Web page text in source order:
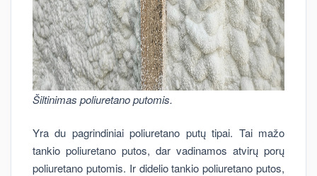
Šiltinimas poliuretano putomis.
Yra du pagrindiniai poliuretano putų tipai. Tai mažo
tankio poliuretano putos, dar vadinamos atvirų porų
poliuretano putomis. Ir didelio tankio poliuretano putos,